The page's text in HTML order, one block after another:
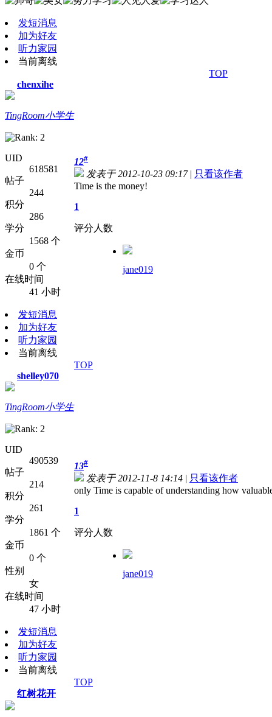
发短消息
加为好友
听力家园
当前离线
TOP
chenxihe
TingRoom小学生
UID
618581
帖子
244
积分
286
学分
1568 个
金币
0 个
在线时间
41 小时
发短消息
加为好友
听力家园
当前离线
12#
发表于 2012-10-23 09:17| 只看该作者
Time is the money!
1
评分人数
jane019
TOP
shelley070
TingRoom小学生
UID
490539
帖子
214
积分
261
学分
1861 个
金币
0 个
性别
女
在线时间
47 小时
发短消息
加为好友
听力家园
当前离线
13#
发表于 2012-11-8 14:14 | 只看该作者
only Time is capable of understanding how
1
评分人数
jane019
TOP
红树花开